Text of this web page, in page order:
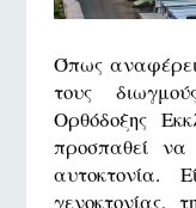
Όπως
τους
Ορθόδοξης
προσπαθεί
αυτοκτονία.
γενοκτονίας,